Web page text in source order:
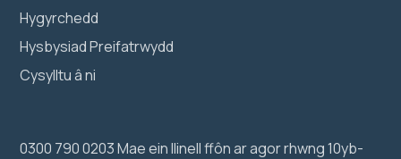
Hygyrchedd
Hysbysiad Preifatrwydd
Cysylltu â ni
0300 790 0203 Mae ein llinell ffôn ar agor rhwng 10yb-